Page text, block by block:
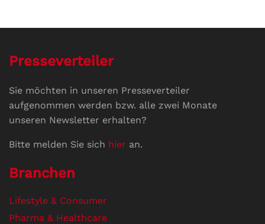
Presseverteiler
Sie möchten in unseren Presseverteiler
aufgenommen werden bzw. alle zwei Monate
unseren Newsletter erhalten?
Bitte melden Sie sich hier an.
Branchen
Lifestyle & Consumer
Pharma & Healthcare